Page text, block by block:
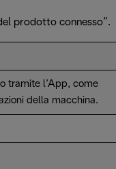
prodotto connesso”.
tramite l’App, come
della macchina.